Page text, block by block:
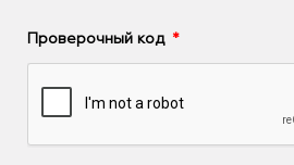
Проверочный код